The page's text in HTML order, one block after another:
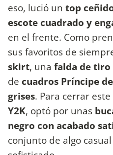
eso, lució un top
escote cuadrado y
en el frente. Como
sus favoritos de
skirt, una falda de tiro
de cuadros Príncipe
grises. Para cerrar
Y2K, optó por unas
negro con acabado
conjunto de algo